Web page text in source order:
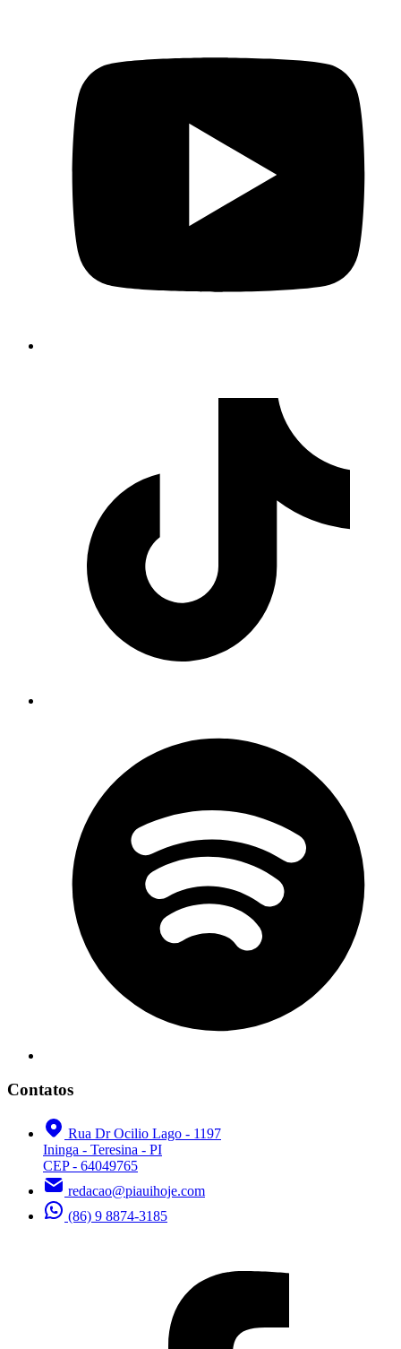
Contatos
Rua Dr Ocilio Lago - 1197
Ininga - Teresina - PI
CEP - 64049765
redacao@piauihoje.com
(86) 9 8874-3185